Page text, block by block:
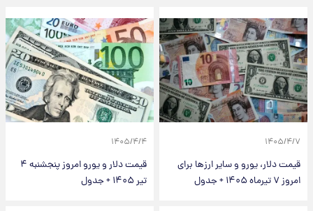
۱۴۰۵/۴/۷
قیمت دلار، یورو و سایر ارزها برای
امروز ۷ تیرماه ۱۴۰۵ + جدول
۱۴۰۵/۴/۴
قیمت دلار و یورو امروز پنجشنبه ۴
تیر ۱۴۰۵ + جدول